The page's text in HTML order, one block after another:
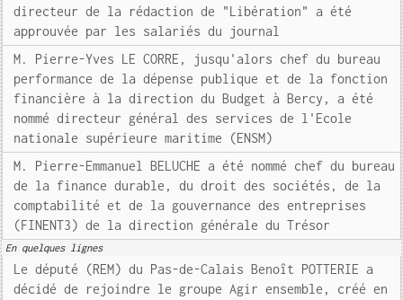
directeur de la rédaction de "Libération" a été
approuvée par les salariés du journal
M. Pierre-Yves LE CORRE, jusqu'alors chef du bureau
performance de la dépense publique et de la fonction
financière à la direction du Budget à Bercy, a été
nommé directeur général des services de l'Ecole
nationale supérieure maritime (ENSM)
M. Pierre-Emmanuel BELUCHE a été nommé chef du bureau
de la finance durable, du droit des sociétés, de la
comptabilité et de la gouvernance des entreprises
(FINENT3) de la direction générale du Trésor
En quelques lignes
Le député (REM) du Pas-de-Calais Benoît POTTERIE a
décidé de rejoindre le groupe Agir ensemble, créé en